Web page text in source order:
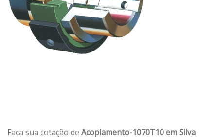
Faça sua cotação de Acoplamento-1070T10 em Silva